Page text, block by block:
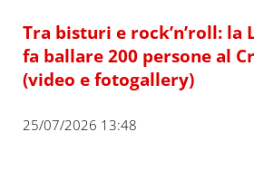
Tra bisturi e rock’n’roll: la
fa ballare 200 persone al
(video e fotogallery)
25/07/2026 13:48